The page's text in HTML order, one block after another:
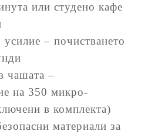
или студено кафе
усилие – почистването
чашата –
на 350 микро-
в комплекта)
материали за